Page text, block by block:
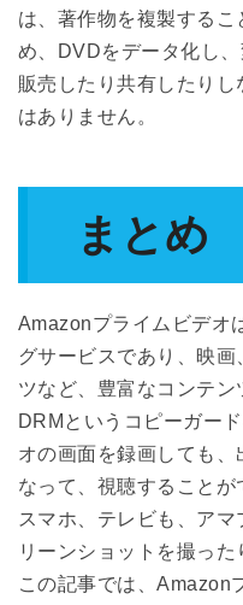
は、著作物を複製する
め、DVDをデータ化し
販売したり共有したり
はありません。
まとめ
Amazonプライムビデオ
グサービスであり、映
ツなど、豊富なコンテ
DRMというコピーガー
オの画面を録画しても
なって、視聴すること
スマホ、テレビも、ア
リーンショットを撮った
この記事では、Amazon